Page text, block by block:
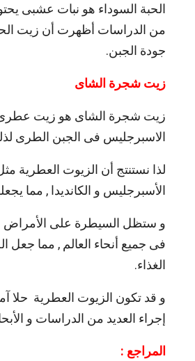
الحبة السوداء هو نبات عشبى
من الدراسات أظهرت أن زيت
جودة الجبن.
زيت شجرة الشاى
زيت شجرة الشاى هو زيت عطرى
الاسبرجليس فى الجبن الطرى
لذا نستنتج أن الزيوت
الأسبرجليس و الكانديدا , مما
و ستظل السيطرة على الأمراض
فى جميع أنحاء العالم , مما جعل
الغذاء.
و قد تكون الزيوت العطرية حلا
إجراء العديد من الدراسات و
المراجع :